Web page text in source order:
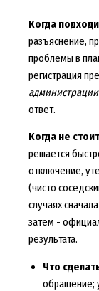
Когда
разъяснение,
проблемы в
регистрация
ответ.
Когда не
решается
отключение,
(чисто
случаях
затем -
результата.
Что
обращение;